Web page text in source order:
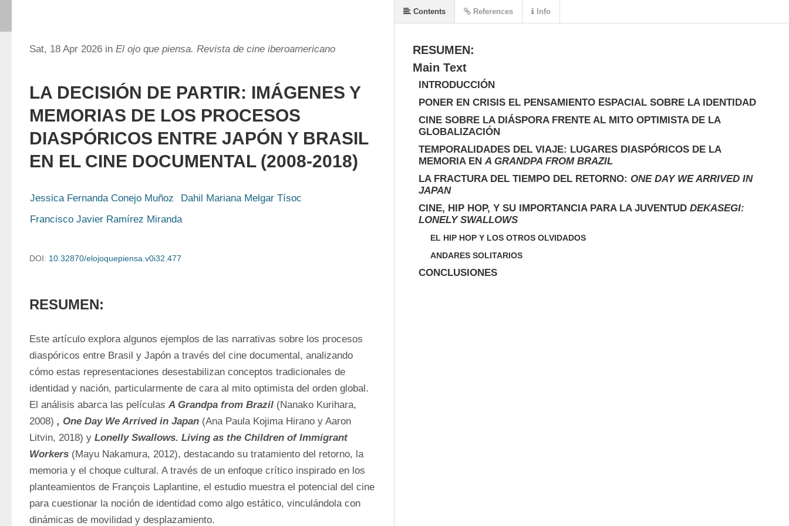
Sat, 18 Apr 2026 in El ojo que piensa. Revista de cine iberoamericano
LA DECISIÓN DE PARTIR: IMÁGENES Y
MEMORIAS DE LOS PROCESOS
DIASPÓRICOS ENTRE JAPÓN Y BRASIL
EN EL CINE DOCUMENTAL (2008-2018)
Jessica Fernanda Conejo Muñoz
Dahil Mariana Melgar Tísoc
Francisco Javier Ramírez Miranda
DOI: 10.32870/elojoquepiensa.v0i32.477
RESUMEN:
Este artículo explora algunos ejemplos de las narrativas sobre los procesos
diaspóricos entre Brasil y Japón a través del cine documental, analizando
cómo estas representaciones desestabilizan conceptos tradicionales de
identidad y nación, particularmente de cara al mito optimista del orden global.
El análisis abarca las películas A Grandpa from Brazil (Nanako Kurihara,
2008) , One Day We Arrived in Japan (Ana Paula Kojima Hirano y Aaron
Litvin, 2018) y Lonelly Swallows. Living as the Children of Immigrant
Workers (Mayu Nakamura, 2012), destacando su tratamiento del retorno, la
memoria y el choque cultural. A través de un enfoque crítico inspirado en los
planteamientos de François Laplantine, el estudio muestra el potencial del cine
para cuestionar la noción de identidad como algo estático, vinculándola con
dinámicas de movilidad y desplazamiento.
RESUMEN:
Main Text
INTRODUCCIÓN
PONER EN CRISIS EL PENSAMIENTO ESPACIAL SOBRE LA IDENTIDAD
CINE SOBRE LA DIÁSPORA FRENTE AL MITO OPTIMISTA DE LA
GLOBALIZACIÓN
TEMPORALIDADES DEL VIAJE: LUGARES DIASPÓRICOS DE LA
MEMORIA EN A GRANDPA FROM BRAZIL
LA FRACTURA DEL TIEMPO DEL RETORNO: ONE DAY WE ARRIVED IN
JAPAN
CINE, HIP HOP, Y SU IMPORTANCIA PARA LA JUVENTUD DEKASEGI:
LONELY SWALLOWS
EL HIP HOP Y LOS OTROS OLVIDADOS
ANDARES SOLITARIOS
CONCLUSIONES
Contents References Info